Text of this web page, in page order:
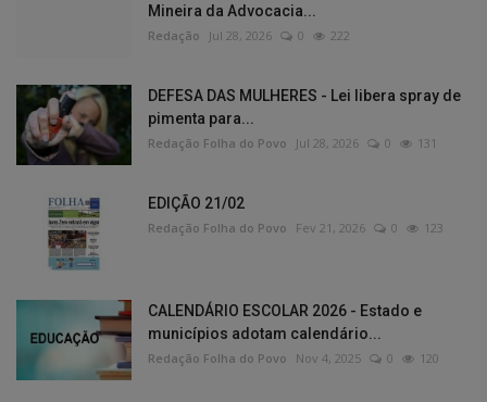
Mineira da Advocacia...
Redação Jul 28, 2026 0 222
DEFESA DAS MULHERES - Lei libera spray de
pimenta para...
Redação Folha do Povo Jul 28, 2026 0 131
EDIÇÃO 21/02
Redação Folha do Povo Fev 21, 2026 0 123
CALENDÁRIO ESCOLAR 2026 - Estado e
municípios adotam calendário...
Redação Folha do Povo Nov 4, 2025 0 120